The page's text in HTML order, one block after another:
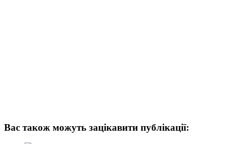
Вас також можуть зацікавити публікації: